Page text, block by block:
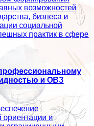
возможностей
бизнеса и
социальной
практик в сфере
и ОВЗ
и